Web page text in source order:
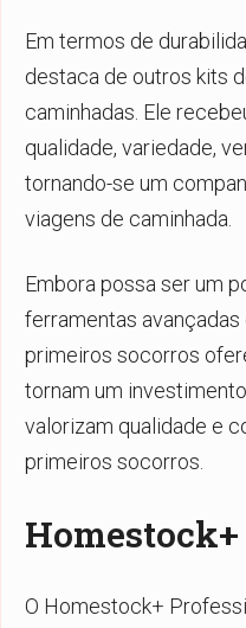
Em termos de
destaca de outros kits
caminhadas. Ele
qualidade, variedade,
tornando-se um
viagens de caminhada.
Embora possa ser um
ferramentas
primeiros socorros
tornam um
valorizam qualidade e
primeiros socorros.
O Homestock+